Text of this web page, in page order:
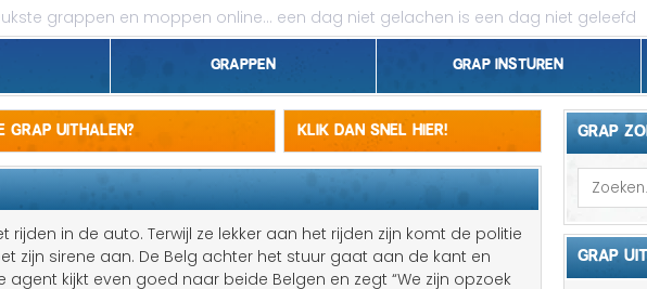
grappen en moppen online... een dag niet gelachen is een dag niet geleefd
Grappen
Belgen grappen
Domme grappen
Grap insturen
grap uithalen? Klik dan snel hier!
rijden in de auto. Terwijl ze lekker aan het rijden zijn komt de politie
zijn sirene aan. De Belg achter het stuur gaat aan de kant en
agent kijkt even goed naar beide Belgen en zegt “We zijn opzoek
GRAP
GRAP